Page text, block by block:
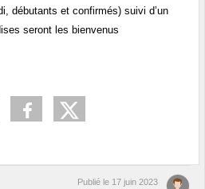
débutants et confirmés) suivi d’un
seront les bienvenus
Publié le 17 juin 2023